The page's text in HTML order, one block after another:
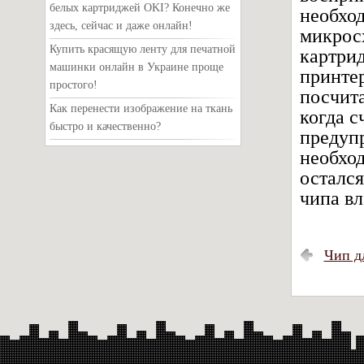
когда
чипа
Чип
белых картриджей OKI? Конечно же
здесь, сейчас и даже онлайн!
Купить красящую ленту для печатной
машинки онлайн в Украине проще
простого!
Как перенести изображение на ткань
быстро и качественно?